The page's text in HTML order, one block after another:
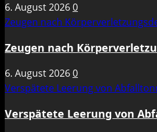
6. August 20260
Zeugen nach
Zeugen nach
6. August 20260
Verspätete Leerung von
Verspätete Leerung von